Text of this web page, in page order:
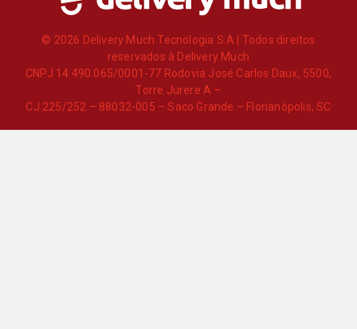
© 2026 Delivery Much Tecnologia S.A | Todos direitos
reservados à Delivery Much
CNPJ 14.490.065/0001-77 Rodovia José Carlos Daux, 5500,
Torre Jurere A –
CJ 225/252 – 88032-005 – Saco Grande – Florianópolis, SC